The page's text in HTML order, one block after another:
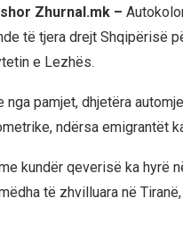
Zhurnal.mk –
të tjera drejt Shqipërisë
e Lezhës.
nga pamjet, dhjetëra
ndërsa emigrantët
kundër qeverisë ka hyrë
të zhvilluara në